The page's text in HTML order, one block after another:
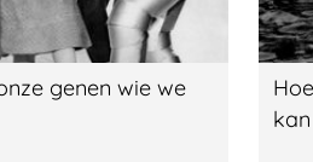
genen wie we